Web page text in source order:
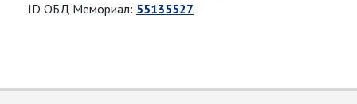
ID ОБД Мемориал: 55135527